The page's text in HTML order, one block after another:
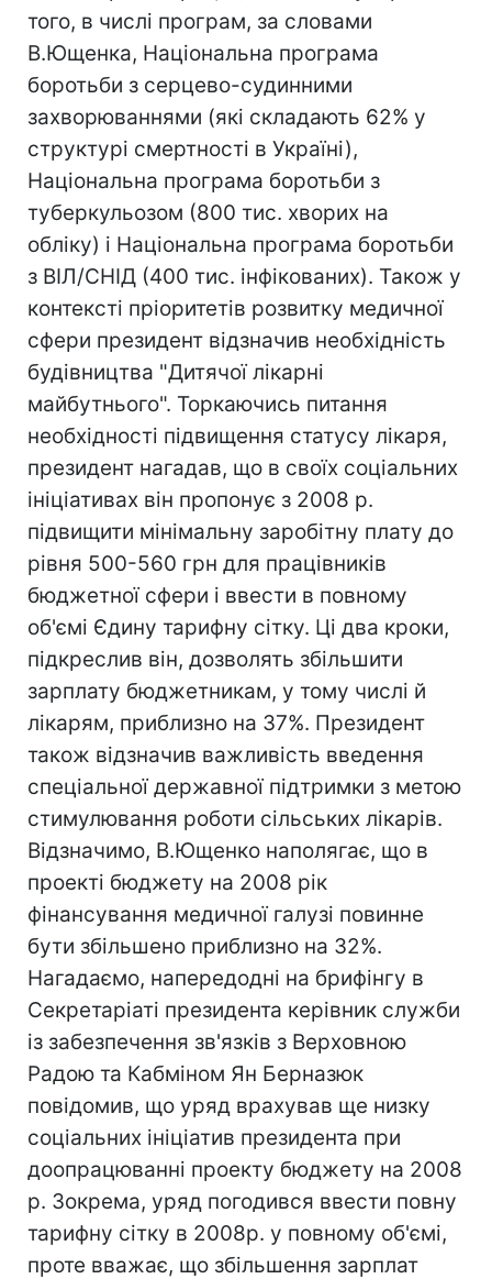
того, в числі програм, за словами
В.Ющенка, Національна програма
боротьби з серцево-судинними
захворюваннями (які складають 62% у
структурі смертності в Україні),
Національна програма боротьби з
туберкульозом (800 тис. хворих на
обліку) і Національна програма боротьби
з ВІЛ/СНІД (400 тис. інфікованих). Також у
контексті пріоритетів розвитку медичної
сфери президент відзначив необхідність
будівництва "Дитячої лікарні
майбутнього". Торкаючись питання
необхідності підвищення статусу лікаря,
президент нагадав, що в своїх соціальних
ініціативах він пропонує з 2008 р.
підвищити мінімальну заробітну плату до
рівня 500-560 грн для працівників
бюджетної сфери і ввести в повному
об'ємі Єдину тарифну сітку. Ці два кроки,
підкреслив він, дозволять збільшити
зарплату бюджетникам, у тому числі й
лікарям, приблизно на 37%. Президент
також відзначив важливість введення
спеціальної державної підтримки з метою
стимулювання роботи сільських лікарів.
Відзначимо, В.Ющенко наполягає, що в
проекті бюджету на 2008 рік
фінансування медичної галузі повинне
бути збільшено приблизно на 32%.
Нагадаємо, напередодні на брифінгу в
Секретаріаті президента керівник служби
із забезпечення зв'язків з Верховною
Радою та Кабміном Ян Берназюк
повідомив, що уряд врахував ще низку
соціальних ініціатив президента при
доопрацюванні проекту бюджету на 2008
р. Зокрема, уряд погодився ввести повну
тарифну сітку в 2008р. у повному об'ємі,
проте вважає, що збільшення зарплат